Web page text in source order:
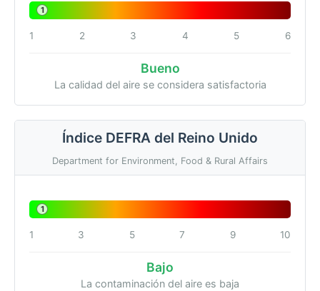
1
1 2 3 4 5 6
Bueno
La calidad del aire se considera satisfactoria
Índice DEFRA del Reino Unido
Department for Environment, Food & Rural Affairs
1
1 3 5 7 9 10
Bajo
La contaminación del aire es baja